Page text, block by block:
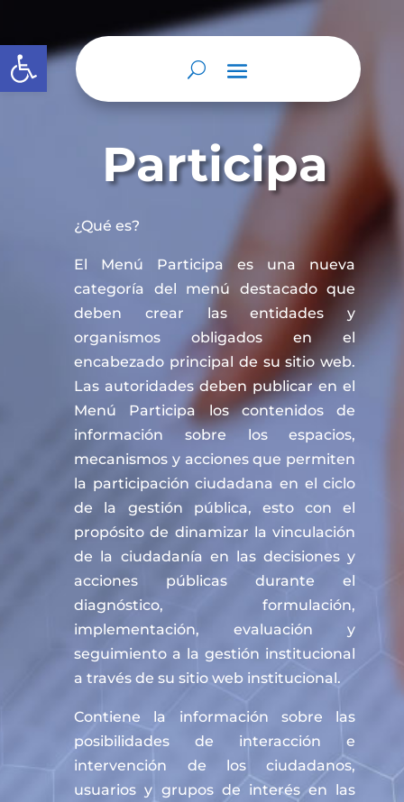
Abrir barra de herramientas
Participa
¿Qué es?
El Menú Participa es una nueva
categoría del menú destacado que
deben crear las entidades y
organismos obligados en el
encabezado principal de su sitio web.
Las autoridades deben publicar en el
Menú Participa los contenidos de
información sobre los espacios,
mecanismos y acciones que permiten
la participación ciudadana en el ciclo
de la gestión pública, esto con el
propósito de dinamizar la vinculación
de la ciudadanía en las decisiones y
acciones públicas durante el
diagnóstico, formulación,
implementación, evaluación y
seguimiento a la gestión institucional
a través de su sitio web institucional.
Contiene la información sobre las
posibilidades de interacción e
intervención de los ciudadanos,
usuarios y grupos de interés en las